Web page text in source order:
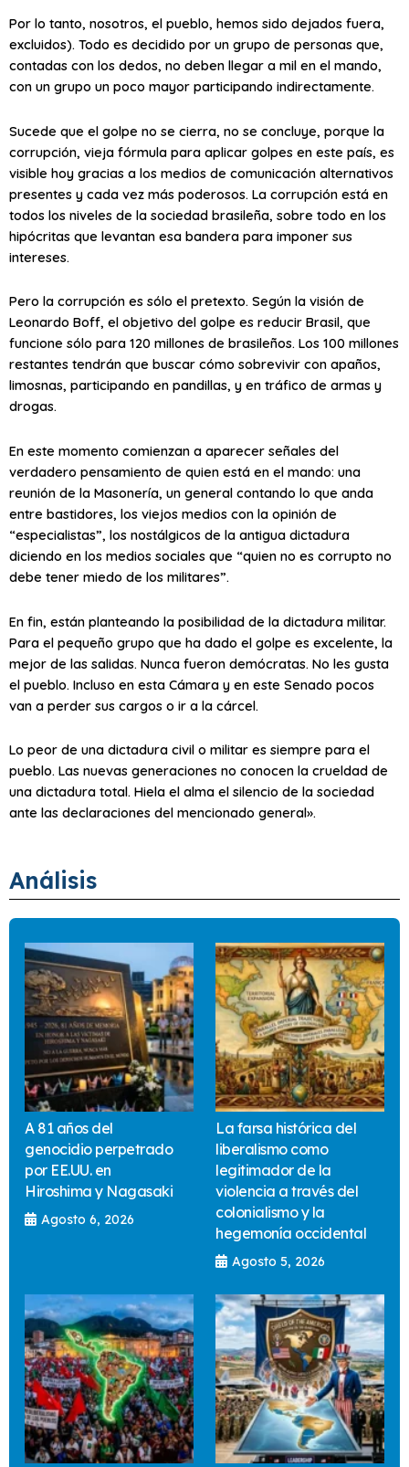
Por lo tanto, nosotros, el pueblo, hemos sido dejados fuera,
excluidos). Todo es decidido por un grupo de personas que,
contadas con los dedos, no deben llegar a mil en el mando,
con un grupo un poco mayor participando indirectamente.
Sucede que el golpe no se cierra, no se concluye, porque la
corrupción, vieja fórmula para aplicar golpes en este país, es
visible hoy gracias a los medios de comunicación alternativos
presentes y cada vez más poderosos. La corrupción está en
todos los niveles de la sociedad brasileña, sobre todo en los
hipócritas que levantan esa bandera para imponer sus
intereses.
Pero la corrupción es sólo el pretexto. Según la visión de
Leonardo Boff, el objetivo del golpe es reducir Brasil, que
funcione sólo para 120 millones de brasileños. Los 100 millones
restantes tendrán que buscar cómo sobrevivir con apaños,
limosnas, participando en pandillas, y en tráfico de armas y
drogas.
En este momento comienzan a aparecer señales del
verdadero pensamiento de quien está en el mando: una
reunión de la Masonería, un general contando lo que anda
entre bastidores, los viejos medios con la opinión de
“especialistas”, los nostálgicos de la antigua dictadura
diciendo en los medios sociales que “quien no es corrupto no
debe tener miedo de los militares”.
En fin, están planteando la posibilidad de la dictadura militar.
Para el pequeño grupo que ha dado el golpe es excelente, la
mejor de las salidas. Nunca fueron demócratas. No les gusta
el pueblo. Incluso en esta Cámara y en este Senado pocos
van a perder sus cargos o ir a la cárcel.
Lo peor de una dictadura civil o militar es siempre para el
pueblo. Las nuevas generaciones no conocen la crueldad de
una dictadura total. Hiela el alma el silencio de la sociedad
ante las declaraciones del mencionado general».
Análisis
A 81 años del
genocidio perpetrado
por EE.UU. en
Hiroshima y Nagasaki
Agosto 6, 2026
La farsa histórica del
liberalismo como
legitimador de la
violencia a través del
colonialismo y la
hegemonía occidental
Agosto 5, 2026